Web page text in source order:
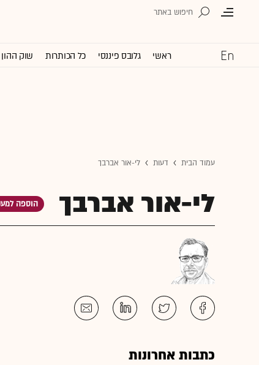
ראשי גלובס פיננסי כל הכותרות שוק
עמוד הבית דעות לי-אור אברבך
לי-אור אברבך הוספה
כתבות אחרונות